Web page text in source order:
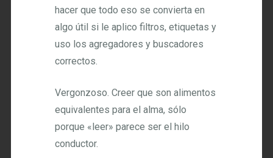
hacer que todo eso se convierta en
algo útil si le aplico filtros, etiquetas y
uso los agregadores y buscadores
correctos.
Vergonzoso. Creer que son alimentos
equivalentes para el alma, sólo
porque «leer» parece ser el hilo
conductor.